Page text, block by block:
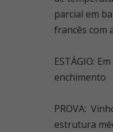
parcial em
francês com
ESTÁGIO:
enchimento
PROVA:
estrutura